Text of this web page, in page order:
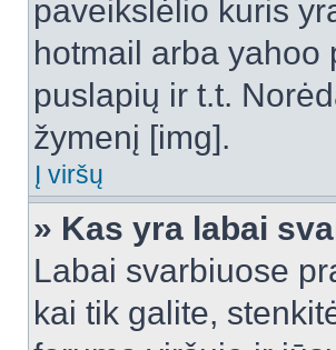
paveikslėlio kuris
hotmail arba yahoo
puslapių ir t.t.
žymenį [img].
Į viršų
» Kas yra labai
Labai svarbiuose
kai tik galite,